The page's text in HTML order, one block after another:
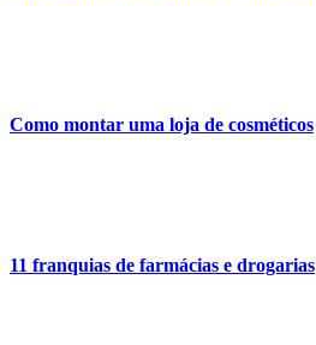
Como montar uma loja de cosméticos
11 franquias de farmácias e drogarias